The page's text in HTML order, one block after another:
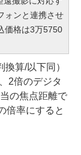
ォンと連携させ
価格は3万5750
算/以下同）
2倍のデジタ
の焦点距離で
倍率にすると